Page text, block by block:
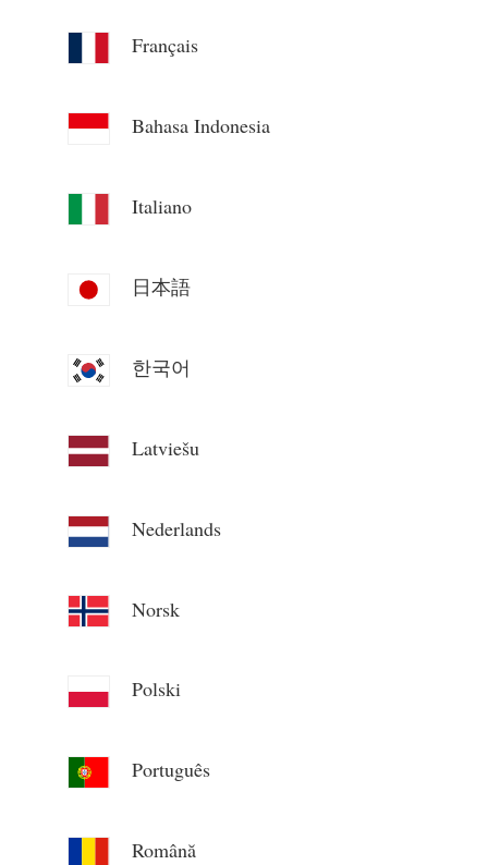
App Loja
Ranking FV
Français
Bahasa Indonesia
Italiano
日本語
한국어
Latviešu
Nederlands
Norsk
Polski
Português
Română